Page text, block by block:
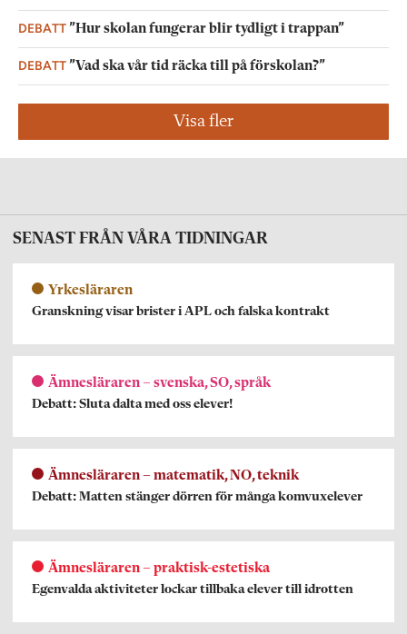
DEBATT”Hur skolan fungerar blir tydligt i trappan”
DEBATT”Vad ska vår tid räcka till på förskolan?”
Visa fler
SENAST FRÅN VÅRA TIDNINGAR
Yrkesläraren
Granskning visar brister i APL och falska kontrakt
Ämnesläraren – svenska, SO, språk
Debatt: Sluta dalta med oss elever!
Ämnesläraren – matematik, NO, teknik
Debatt: Matten stänger dörren för många komvuxelever
Ämnesläraren – praktisk-estetiska
Egenvalda aktiviteter lockar tillbaka elever till idrotten